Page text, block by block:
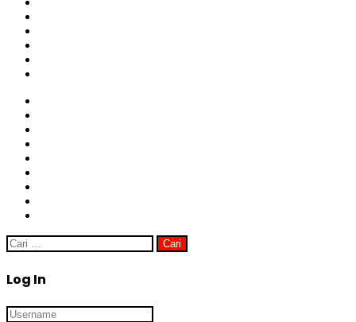
Facebook
Twitter
Google+
WhatsApp
Telegram
Close
Cari
untuk:
Close
Log In